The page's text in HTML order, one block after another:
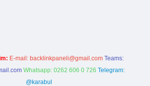
E-mail: backlinkpaneli@gmail.com Teams:
Whatsapp: 0262 606 0 726 Telegram:
@karabul